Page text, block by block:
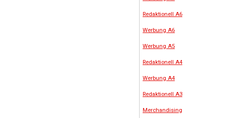
Redaktionell A6
Werbung A6
Werbung A5
Redaktionell A4
Werbung A4
Redaktionell A3
Merchandising